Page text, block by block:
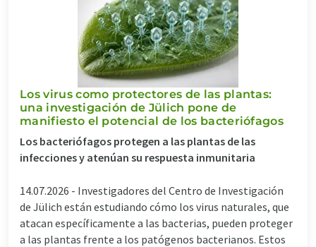
Los virus como protectores de las plantas:
una investigación de Jülich pone de
manifiesto el potencial de los bacteriófagos
Los bacteriófagos protegen a las plantas de las
infecciones y atenúan su respuesta inmunitaria
14.07.2026 - Investigadores del Centro de Investigación
de Jülich están estudiando cómo los virus naturales, que
atacan específicamente a las bacterias, pueden proteger
a las plantas frente a los patógenos bacterianos. Estos